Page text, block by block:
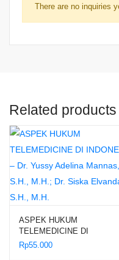
There are no inquiries
Related products
ASPEK HUKUM
TELEMEDICINE DI
INDONESIA – Dr. Yussy
Rp55.000